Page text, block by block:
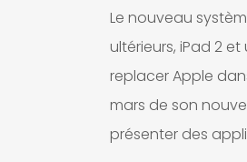
Le nouveau
ultérieurs, iPad 2
replacer Apple
mars de son
présenter des